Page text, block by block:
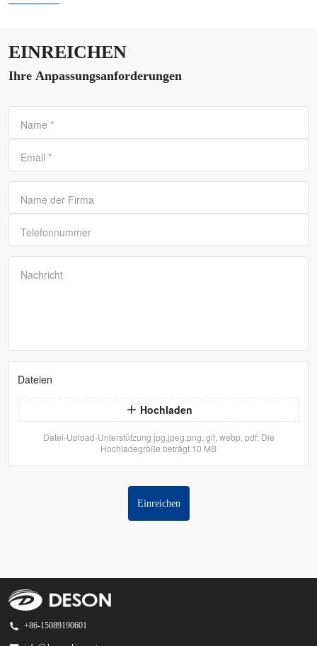
EINREICHEN
Ihre Anpassungsanforderungen
Name *
Email *
Name der Firma
Telefonnummer
Nachricht
Dateien
Hochladen
Datei-Upload-Unterstützung jpg,jpeg,png, gif, webp, pdf; Die
Hochladegröße beträgt 10 MB
Einreichen
+86-15089190601